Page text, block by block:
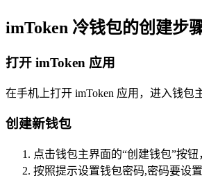
imToken 冷钱包的创建步
打开 imToken 应用
在手机上打开 imToken 应用，进入钱包
创建新钱包
点击钱包主界面的“创建钱包”按
按照提示设置钱包密码,密码要设